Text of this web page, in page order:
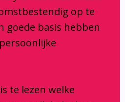
op te
goede basis hebben
te lezen welke